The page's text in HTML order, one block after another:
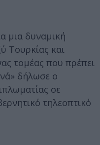
μια δυναμική
Τουρκίας και
τομέας που πρέπει
δήλωσε ο
σε
τηλεοπτικό